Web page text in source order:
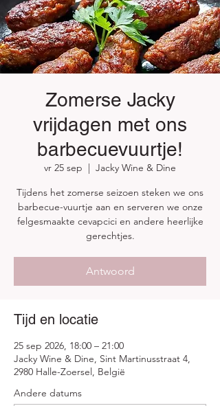
Zomerse Jacky
vrijdagen met ons
barbecuevuurtje!
vr 25 sep
Jacky Wine & Dine
Tijdens het zomerse seizoen steken we ons
barbecue-vuurtje aan en serveren we onze
felgesmaakte cevapcici en andere heerlijke
gerechtjes.
Antwoord
Tijd en locatie
25 sep 2026, 18:00 – 21:00
Jacky Wine & Dine, Sint Martinusstraat 4,
2980 Halle-Zoersel, België
Andere datums